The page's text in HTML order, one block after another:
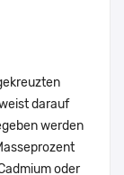
darauf
werden
oder